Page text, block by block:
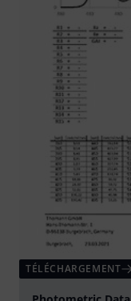
TÉLÉCHARGEMENT